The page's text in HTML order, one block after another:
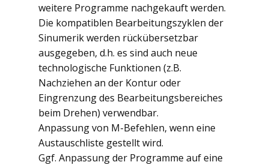
weitere Programme nachgekauft werden.
Die kompatiblen Bearbeitungszyklen der
Sinumerik werden rückübersetzbar
ausgegeben, d.h. es sind auch neue
technologische Funktionen (z.B.
Nachziehen an der Kontur oder
Eingrenzung des Bearbeitungsbereiches
beim Drehen) verwendbar.
Anpassung von M-Befehlen, wenn eine
Austauschliste gestellt wird.
Ggf. Anpassung der Programme auf eine